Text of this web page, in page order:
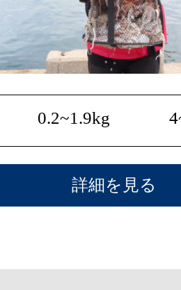
0.2~1.9kg
詳細を見る